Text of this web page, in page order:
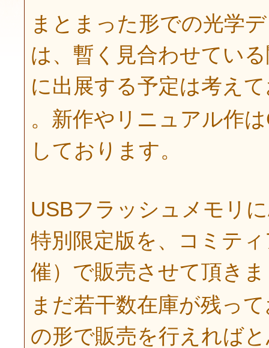
まとまった形での光学
は、暫く見合わせてい
に出展する予定は考え
。新作やリニュアル作
しております。
USBフラッシュメモリ
特別限定版を、コミテ
催）で販売させて頂き
まだ若干数在庫が残っ
の形で販売を行えれば